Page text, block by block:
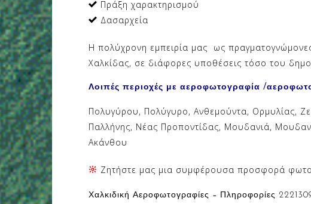
Πράξη χαρακτηρισμού
Δασαρχεία
Η πολύχρονη εμπειρία μας ως
Χαλκίδας, σε διάφορες υποθέσεις τόσο του
Λοιπές περιοχές με αεροφωτογραφία /
Πολυγύρου, Πολύγυρο, Ανθεμούντα, Ορμυλίας,
Παλλήνης, Νέας Προποντίδας, Μουδανιά,
Ακάνθου
Ζητήστε μας μια συμφέρουσα προσφορά
Χαλκιδική Αεροφωτογραφίες – Πληροφορίες